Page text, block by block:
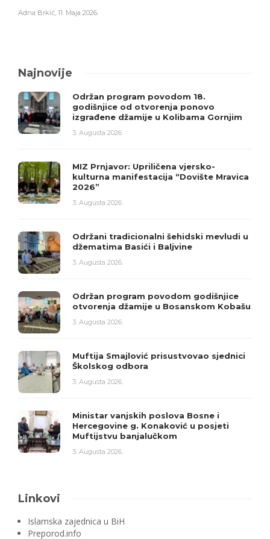
Adna Brkić, 11. Maja 2026.
Najnovije
Održan program povodom 18.
godišnjice od otvorenja ponovo
izgrađene džamije u Kolibama Gornjim
3. Augusta 2026.
MIZ Prnjavor: Upriličena vjersko-
kulturna manifestacija “Dovište Mravica
2026”
3. Augusta 2026.
Održani tradicionalni šehidski mevludi u
džematima Basići i Baljvine
3. Augusta 2026.
Održan program povodom godišnjice
otvorenja džamije u Bosanskom Kobašu
3. Augusta 2026.
Muftija Smajlović prisustvovao sjednici
Školskog odbora
3. Augusta 2026.
Ministar vanjskih poslova Bosne i
Hercegovine g. Konaković u posjeti
Muftijstvu banjalučkom
3. Augusta 2026.
Linkovi
Islamska zajednica u BiH
Preporod.info